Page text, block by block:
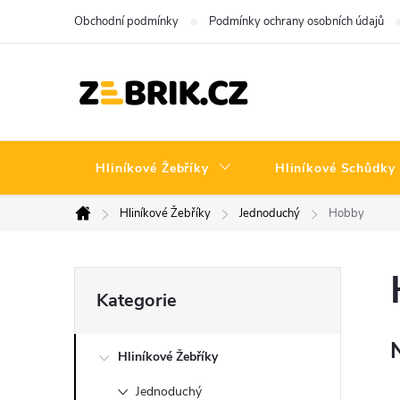
Obchodní podmínky Podmínky ochrany osobních údajů
Hliníkové Žebříky Hliníkové Schůdky
Domů
Hliníkové Žebříky Jednoduchý Hobby
o
kategorie
Kategorie
Hliníkové Žebříky
Jednoduchý